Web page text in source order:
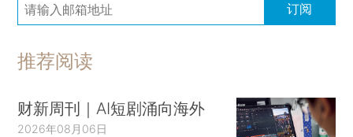
订阅
推荐阅读
财新周刊｜AI短剧涌向海外
2026年08月06日